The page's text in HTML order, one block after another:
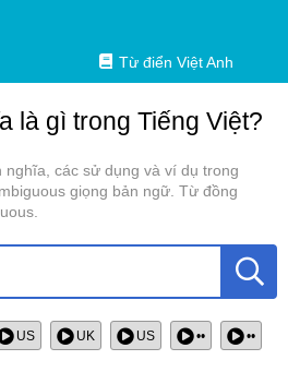
Từ điển Việt Anh
là gì trong Tiếng Việt?
các sử dụng và ví dụ trong
giọng bản ngữ. Từ đồng
US UK US •• ••